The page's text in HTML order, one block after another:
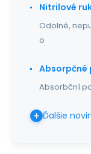
Nitrilové
Odolné,
o
Absorpčné
Absorbční
Ďalšie